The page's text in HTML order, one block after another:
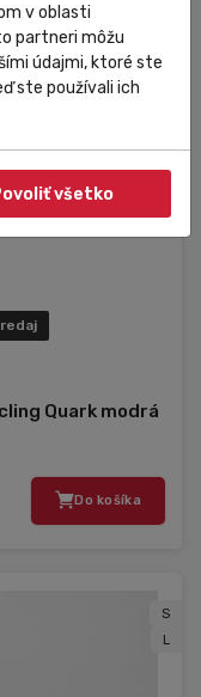
Quark modrá
Do košíka
S
L
v oblasti
partneri môžu
údajmi, ktoré ste
ste používali ich
všetko